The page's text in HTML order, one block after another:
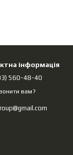
інформація
560-48-40
вам?